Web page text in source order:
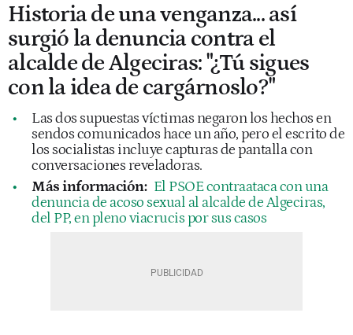
Historia de una venganza... así
surgió la denuncia contra el
alcalde de Algeciras: "¿Tú sigues
con la idea de cargárnoslo?"
Las dos supuestas víctimas negaron los hechos en
sendos comunicados hace un año, pero el escrito de
los socialistas incluye capturas de pantalla con
conversaciones reveladoras.
Más información: El PSOE contraataca con una
denuncia de acoso sexual al alcalde de Algeciras,
del PP, en pleno viacrucis por sus casos